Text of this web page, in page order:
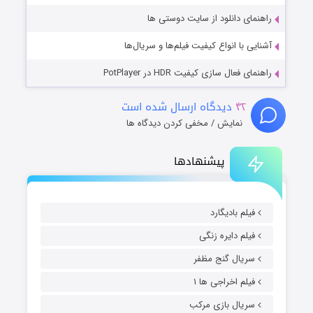
پیشنهادها
فیلم بادیگارد
فیلم دایره زنگی
سریال گنج مظفر
فیلم اخراجی ها ۱
سریال بازی مرکب
راهنمای دانلود از سایت دوستی ها
آشنایی با انواع کیفیت فیلم‌ها و سریال‌ها
راهنمای فعال سازی کیفیت HDR در PotPlayer
۴۲ دیدگاه ارسال شده است
نمایش / مخفی کردن دیدگاه ها